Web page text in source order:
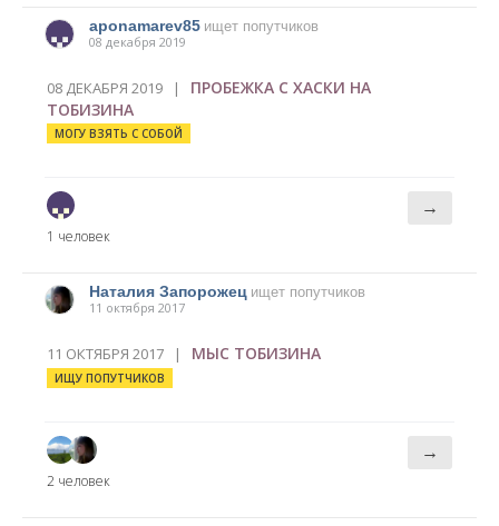
aponamarev85 ищет попутчиков
08 декабря 2019
08 ДЕКАБРЯ 2019 | ПРОБЕЖКА С ХАСКИ НА
ТОБИЗИНА
МОГУ ВЗЯТЬ С СОБОЙ
1 человек
→
Наталия Запорожец ищет попутчиков
11 октября 2017
11 ОКТЯБРЯ 2017 | МЫС ТОБИЗИНА
ИЩУ ПОПУТЧИКОВ
2 человек
→